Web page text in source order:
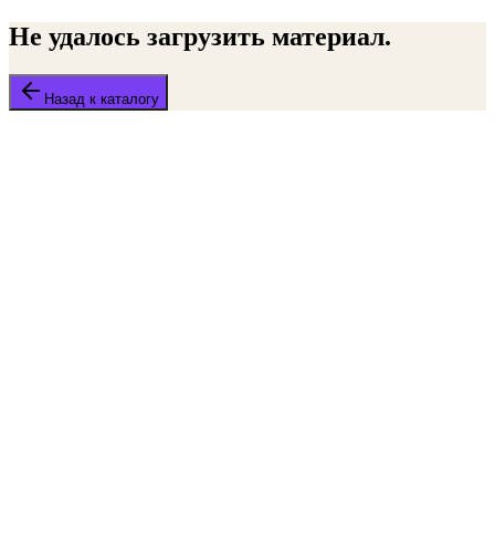
Не удалось загрузить материал.
Назад к каталогу